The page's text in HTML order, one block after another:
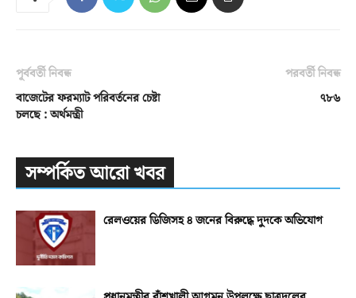
পূর্ববর্তী নিবন্ধ
বাজেটের ফরম্যাট পরিবর্তনের চেষ্টা
চলছে : অর্থমন্ত্রী
পরবর্তী নিবন্ধ
৭৮৬
সম্পর্কিত আরো খবর
রেলওয়ের ডিজিসহ ৪ জনের বিরুদ্ধে দুদকে অভিযোগ